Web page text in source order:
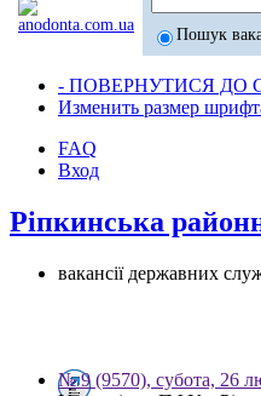
Пошук
- ПОВЕРНУТИСЯ ДО
Изменить размер
FAQ
Вход
Ріпкинська
вакансії державних
№ 9 (9570), субота, 26